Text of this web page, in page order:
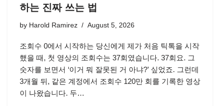
하는 진짜 쓰는 법
by Harold Ramirez August 5, 2026
조회수 0에서 시작하는 당신에게 제가 처음 틱톡을 시작
했을 때, 첫 영상의 조회수는 37회였습니다. 37회요. 그
숫자를 보면서 ‘이거 뭐 잘못된 거 아냐?’ 싶었죠. 그런데
3개월 뒤, 같은 계정에서 조회수 120만 회를 기록한 영상
이 나왔습니다. 두…